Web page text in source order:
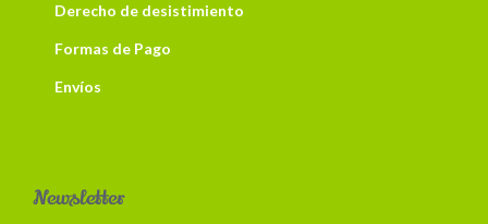
Derecho de desistimiento
Formas de Pago
Envíos
Newsletter